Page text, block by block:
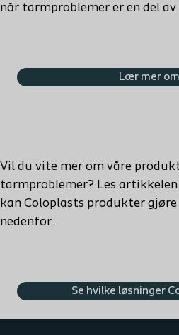
når tarmproblemer er en del av
Lær mer om
Vil du vite mer om våre
tarmproblemer? Les artikkelen
kan Coloplasts produkter gjøre
nedenfor.
Se hvilke løsninger